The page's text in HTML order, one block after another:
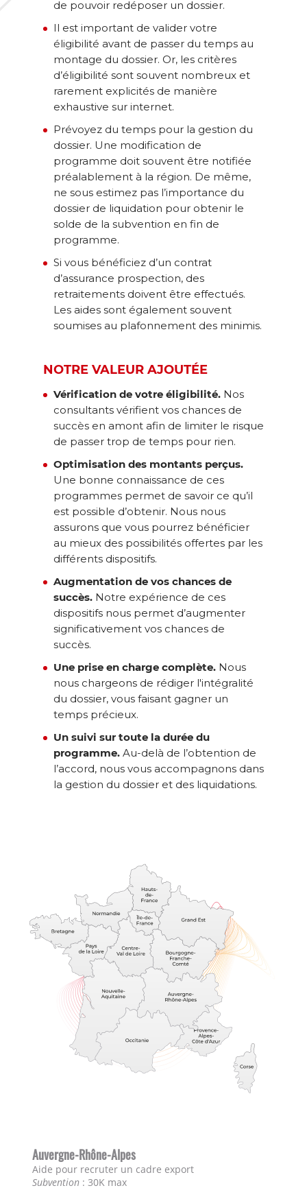
de pouvoir redéposer un dossier.
Il est important de valider votre
éligibilité avant de passer du temps au
montage du dossier. Or, les critères
d’éligibilité sont souvent nombreux et
rarement explicités de manière
exhaustive sur internet.
Prévoyez du temps pour la gestion du
dossier. Une modification de
programme doit souvent être notifiée
préalablement à la région. De même,
ne sous estimez pas l’importance du
dossier de liquidation pour obtenir le
solde de la subvention en fin de
programme.
Si vous bénéficiez d’un contrat
d’assurance prospection, des
retraitements doivent être effectués.
Les aides sont également souvent
soumises au plafonnement des minimis.
NOTRE VALEUR AJOUTÉE
Vérification de votre éligibilité.Nos
consultants vérifient vos chances de
succès en amont afin de limiter le risque
de passer trop de temps pour rien.
Optimisation des montants perçus.
Une bonne connaissance de ces
programmes permet de savoir ce qu’il
est possible d’obtenir. Nous nous
assurons que vous pourrez bénéficier
au mieux des possibilités offertes par les
différents dispositifs.
Augmentation de vos chances de
succès.Notre expérience de ces
dispositifs nous permet d’augmenter
significativement vos chances de
succès.
Une prise en charge complète.Nous
nous chargeons de rédiger l'intégralité
du dossier, vous faisant gagner un
temps précieux.
Un suivi sur toute la durée du
programme.Au-delà de l’obtention de
l’accord, nous vous accompagnons dans
la gestion du dossier et des liquidations.
Auvergne-Rhône-Alpes
Aide pour recruter un cadre export
Subvention : 30K max